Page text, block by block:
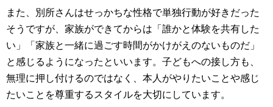
また、別所さんはせっかちな性格で単独行動が好きだった
そうですが、家族ができてからは「誰かと体験を共有した
い」「家族と一緒に過ごす時間がかけがえのないものだ」
と感じるようになったといいます。子どもへの接し方も、
無理に押し付けるのではなく、本人がやりたいことや感じ
たいことを尊重するスタイルを大切にしています。